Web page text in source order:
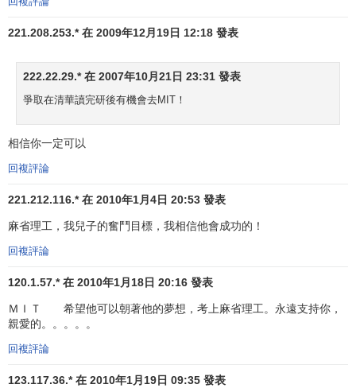
訂刺激新技術的政策產生了重大的影響，因而獲得了1987年
的諾貝爾經濟學獎；
1967年，史帝文·溫伯格提出了一種弱力和電磁力組合的
基本理論，並因此獲得了1979年的諾貝爾物理學獎；
核糖核酸制務脫氧核酸（DNA）起催化作用的酶。這一發
技術。巴爾的摩因此於1975年獲諾貝爾生理學醫學獎；
1974年，塞繆爾C.C.J.即丁肇中、烏里奇·貝克爾和陳
明，發現了“J”質子，這指出了自然界誘變誇克的構建基元。
為此，丁肇中榮獲了1976年的諾貝爾物理學獎。1979年，即
“膠體”；
1984－1985年，蘇蘇穆·唐納格瓦描述了基因的結構和
221.208.253.* 在 2009年12月19日 12:18 發表
222.22.29.* 在 2007年10月21日 23:31 發表
爭取在清華讀完研後有機會去MIT！
相信你一定可以
回複評論
221.212.116.* 在 2010年1月4日 20:53 發表
麻省理工，我兒子的奮鬥目標，我相信他會成功的！
回複評論
120.1.57.* 在 2010年1月18日 20:16 發表
ＭＩＴ 希望他可以朝著他的夢想，考上麻省理工。永遠支持你，
親愛的。。。。。
回複評論
123.117.36.* 在 2010年1月19日 09:35 發表